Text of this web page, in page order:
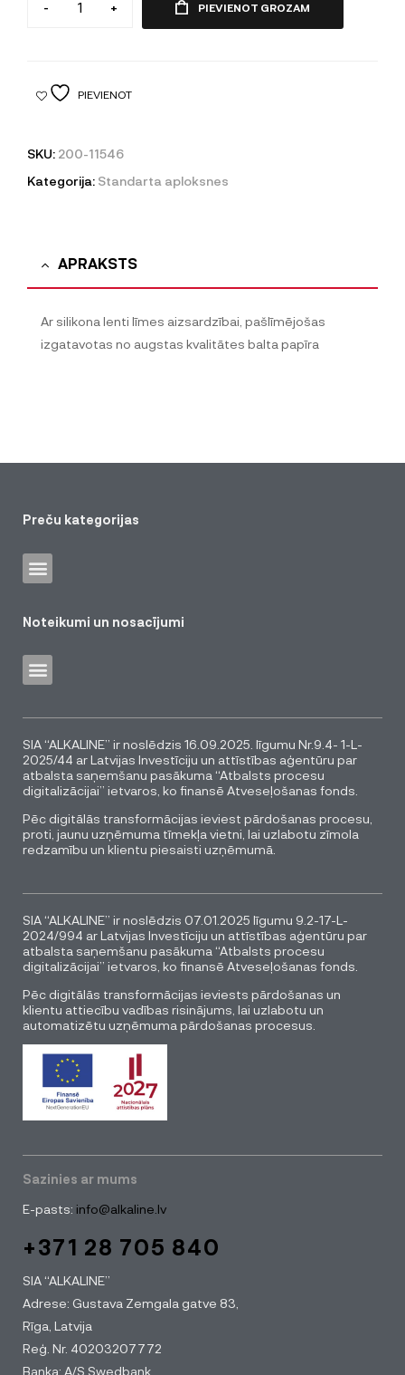
- + PIEVIENOT GROZAM
PIEVIENOT
SKU: 200-11546
Kategorija: Standarta aploksnes
APRAKSTS
Ar silikona lenti līmes aizsardzībai, pašlīmējošas
izgatavotas no augstas kvalitātes balta papīra
Preču kategorijas
Noteikumi un nosacījumi
SIA “ALKALINE” ir noslēdzis 16.09.2025. līgumu Nr.9.4- 1-L-
2025/44 ar Latvijas Investīciju un attīstības aģentūru par
atbalsta saņemšanu pasākuma “Atbalsts procesu
digitalizācijai” ietvaros, ko finansē Atveseļošanas fonds.
Pēc digitālās transformācijas ieviest pārdošanas procesu,
proti, jaunu uzņēmuma tīmekļa vietni, lai uzlabotu zīmola
redzamību un klientu piesaisti uzņēmumā.
SIA “ALKALINE” ir noslēdzis 07.01.2025 līgumu 9.2-17-L-
2024/994 ar Latvijas Investīciju un attīstības aģentūru par
atbalsta saņemšanu pasākuma “Atbalsts procesu
digitalizācijai” ietvaros, ko finansē Atveseļošanas fonds.
Pēc digitālās transformācijas ieviests pārdošanas un
klientu attiecību vadības risinājums, lai uzlabotu un
automatizētu uzņēmuma pārdošanas procesus.
Sazinies ar mums
E-pasts: info@alkaline.lv
+371 28 705 840
SIA “ALKALINE”
Adrese: Gustava Zemgala gatve 83,
Rīga, Latvija
Reģ. Nr. 40203207772
Banka: A/S Swedbank